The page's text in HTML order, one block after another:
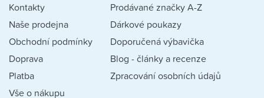
Kontakty
Naše prodejna
Obchodní podmínky
Doprava
Platba
Vše o nákupu
Prodávané značky A-Z
Dárkové poukazy
Doporučená výbavička
Blog - články a recenze
Zpracování osobních údajů